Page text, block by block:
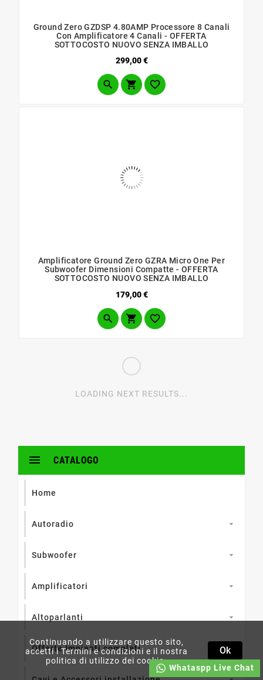
Continuando a utilizzare questo sito,
accetti i Termini e condizioni e il nostra
politica di utilizzo dei cookie.
Ok
Ground Zero GZDSP 4.80AMP Processore 8 Canali
Con Amplificatore 4 Canali - OFFERTA
SOTTOCOSTO NUOVO SENZA IMBALLO
299,00 €Prezzo
  
Amplificatore Ground Zero GZRA Micro One Per
Subwoofer Dimensioni Compatte - OFFERTA
SOTTOCOSTO NUOVO SENZA IMBALLO
179,00 €Prezzo
  
LOADING NEXT RESULTS...
CATALOGO

Home
Autoradio 
Subwoofer 
Amplificatori 
Altoparlanti 
Offerte Impianti completi
Whataspp Live Chat